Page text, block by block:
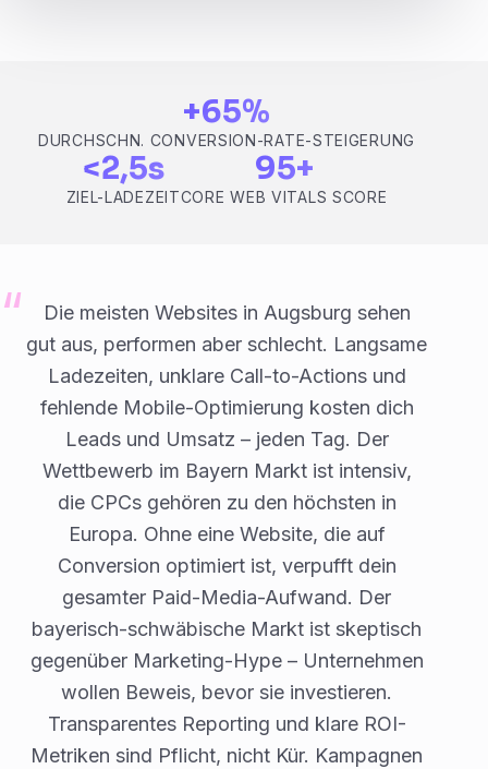
+65%
DURCHSCHN. CONVERSION-RATE-STEIGERUNG
<2,5s
ZIEL-LADEZEIT
95+
CORE WEB VITALS SCORE
Die meisten Websites in Augsburg sehen
gut aus, performen aber schlecht. Langsame
Ladezeiten, unklare Call-to-Actions und
fehlende Mobile-Optimierung kosten dich
Leads und Umsatz – jeden Tag. Der
Wettbewerb im Bayern Markt ist intensiv,
die CPCs gehören zu den höchsten in
Europa. Ohne eine Website, die auf
Conversion optimiert ist, verpufft dein
gesamter Paid-Media-Aufwand. Der
bayerisch-schwäbische Markt ist skeptisch
gegenüber Marketing-Hype – Unternehmen
wollen Beweis, bevor sie investieren.
Transparentes Reporting und klare ROI-
Metriken sind Pflicht, nicht Kür. Kampagnen